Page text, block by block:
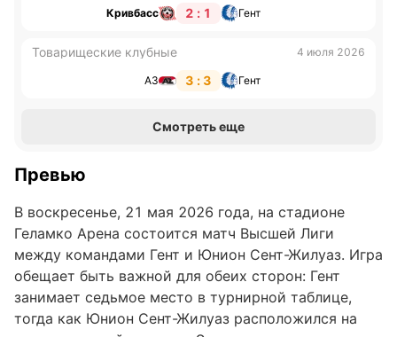
Кривбасс 2 : 1 Гент
Товарищеские клубные 4 июля 2026
АЗ 3 : 3 Гент
Смотреть еще
Превью
В воскресенье, 21 мая 2026 года, на стадионе
Геламко Арена состоится матч Высшей Лиги
между командами Гент и Юнион Сент-Жилуаз. Игра
обещает быть важной для обеих сторон: Гент
занимает седьмое место в турнирной таблице,
тогда как Юнион Сент-Жилуаз расположился на